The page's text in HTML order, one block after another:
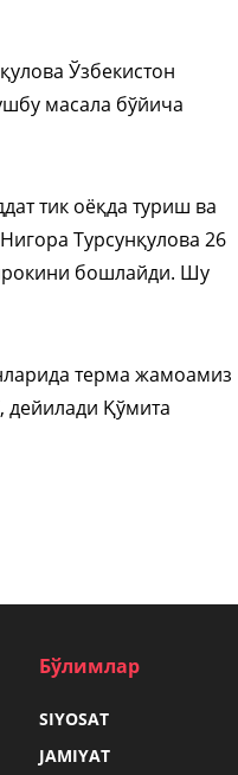
Ўзбекистон
масала бўйича
тик оёқда туриш ва
Турсунқулова 26
бошлайди. Шу
терма жамоамиз
дейилади Қўмита
Бўлимлар
SIYOSAT
JAMIYAT